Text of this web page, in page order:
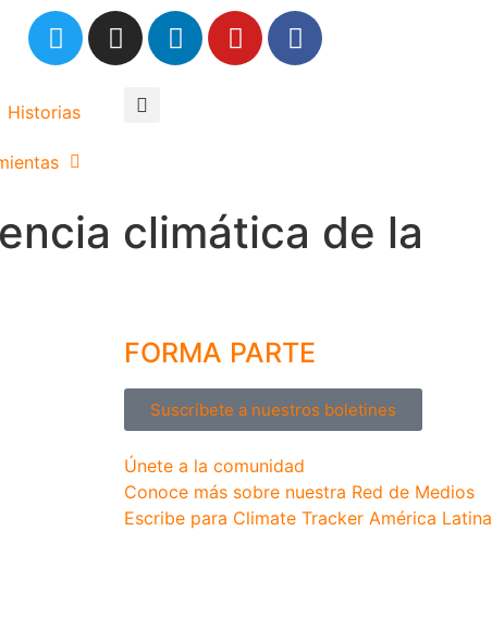
Historias
climática de la
FORMA PARTE
Suscríbete a nuestros boletines
Únete a la comunidad
Conoce más sobre nuestra Red de Medios
Escribe para Climate Tracker América Latina